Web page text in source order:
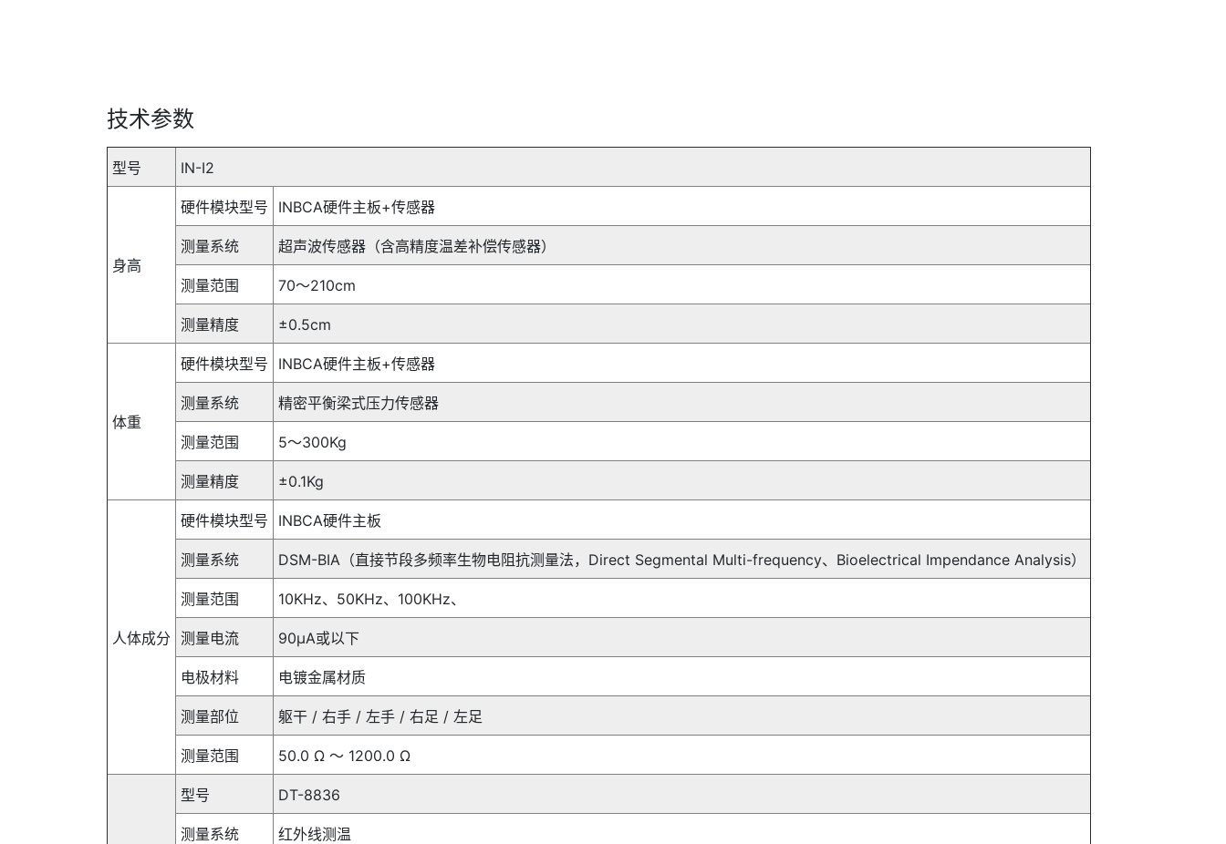
技术参数
型号 IN-I2
身高
硬件模块型号 INBCA硬件主板+传感器
测量系统 超声波传感器（含高精度温差补偿传感器）
测量范围 70～210cm
测量精度 ±0.5cm
体重
硬件模块型号 INBCA硬件主板+传感器
测量系统 精密平衡梁式压力传感器
测量范围 5～300Kg
测量精度 ±0.1Kg
人体成分
硬件模块型号 INBCA硬件主板
测量系统 DSM-BIA（直接节段多频率生物电阻抗测量法，Direct Segmental Multi-frequency、Bioelectrical Impendance Analysis）
测量范围 10KHz、50KHz、100KHz、
测量电流 90μA或以下
电极材料 电镀金属材质
测量部位 躯干 / 右手 / 左手 / 右足 / 左足
测量范围 50.0 Ω ～ 1200.0 Ω
型号 DT-8836
测量系统 红外线测温